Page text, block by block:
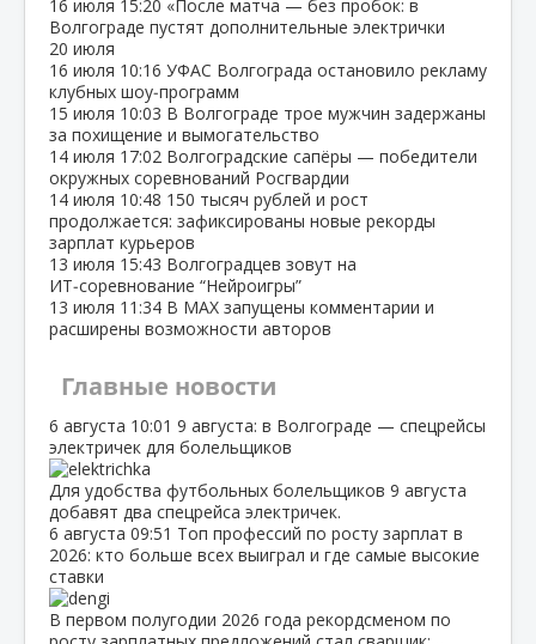
16 июля 15:20 «После матча — без пробок: в
Волгограде пустят дополнительные электрички
20 июля
16 июля 10:16 УФАС Волгограда остановило рекламу
клубных шоу‑программ
15 июля 10:03 В Волгограде трое мужчин задержаны
за похищение и вымогательство
14 июля 17:02 Волгоградские сапёры — победители
окружных соревнований Росгвардии
14 июля 10:48 150 тысяч рублей и рост
продолжается: зафиксированы новые рекорды
зарплат курьеров
13 июля 15:43 Волгоградцев зовут на
ИТ‑соревнование “Нейроигры”
13 июля 11:34 В МАХ запущены комментарии и
расширены возможности авторов
Главные новости
6 августа 10:01 9 августа: в Волгограде — спецрейсы
электричек для болельщиков
Для удобства футбольных болельщиков 9 августа
добавят два спецрейса электричек.
6 августа 09:51 Топ профессий по росту зарплат в
2026: кто больше всех выиграл и где самые высокие
ставки
В первом полугодии 2026 года рекордсменом по